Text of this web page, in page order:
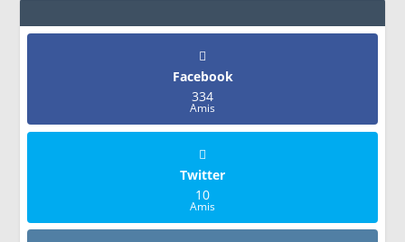
Facebook
334
Amis
Twitter
10
Amis